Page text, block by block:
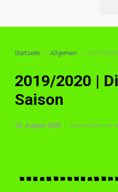
Startseite Allgemein 2019/2020
2019/2020 |
Saison
30. August 2020 Geschrieben von